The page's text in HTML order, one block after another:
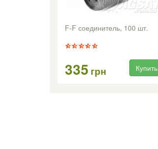
F-F соединитель, 100 шт.
335 грн Купить